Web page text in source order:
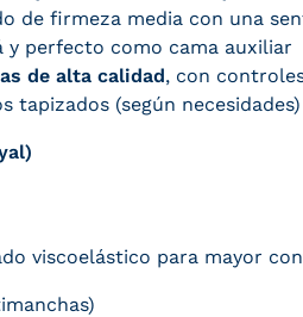
de firmeza media con una
y perfecto como cama auxiliar
de alta calidad, con
tapizados (según necesidades)
viscoelástico para mayor